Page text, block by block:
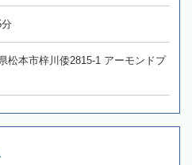
松本市梓川倭2815-1 アーモンドプ